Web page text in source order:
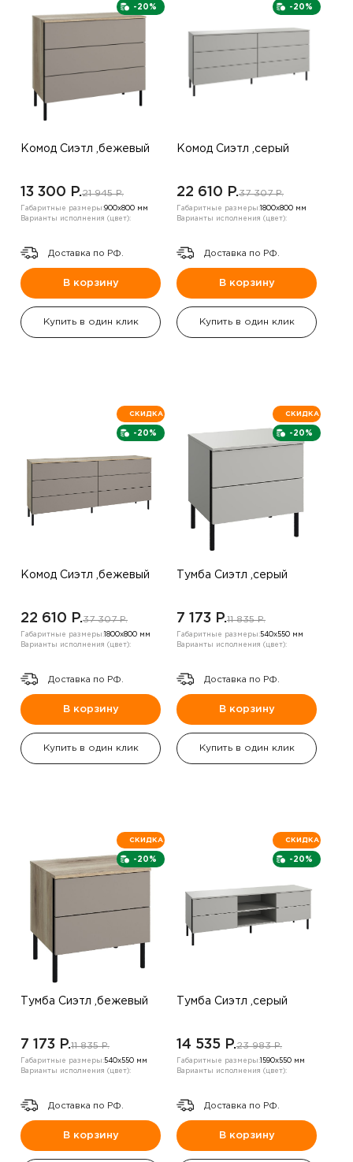
-20%
Комод Сиэтл ,бежевый
13 300 P.21 945 P.
Габаритные размеры:900х800 мм
Варианты исполнения (цвет):
Доставка по РФ.
В корзину
Купить в один клик
-20%
Комод Сиэтл ,серый
22 610 P.37 307 P.
Габаритные размеры: 1800х800 мм
Варианты исполнения (цвет):
Доставка по РФ.
В корзину
Купить в один клик
-20%
СКИДКА
Комод Сиэтл ,бежевый
22 610 P.37 307 P.
Габаритные размеры: 1800х800 мм
Варианты исполнения (цвет):
Доставка по РФ.
В корзину
Купить в один клик
-20%
СКИДКА
Тумба Сиэтл ,серый
7 173 P.11 835 P.
Габаритные размеры:540х550 мм
Варианты исполнения (цвет):
Доставка по РФ.
В корзину
Купить в один клик
-20%
СКИДКА
Тумба Сиэтл ,бежевый
7 173 P.11 835 P.
Габаритные размеры:540х550 мм
Варианты исполнения (цвет):
Доставка по РФ.
В корзину
-20%
СКИДКА
Тумба Сиэтл ,серый
14 535 P.23 983 P.
Габаритные размеры: 1590х550 мм
Варианты исполнения (цвет):
Доставка по РФ.
В корзину